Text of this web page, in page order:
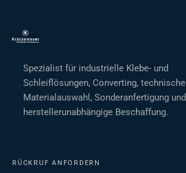
Spezialist für industrielle Klebe- und
Schleiflösungen, Converting, technische
Materialauswahl, Sonderanfertigung und
herstellerunabhängige Beschaffung.
RÜCKRUF ANFORDERN